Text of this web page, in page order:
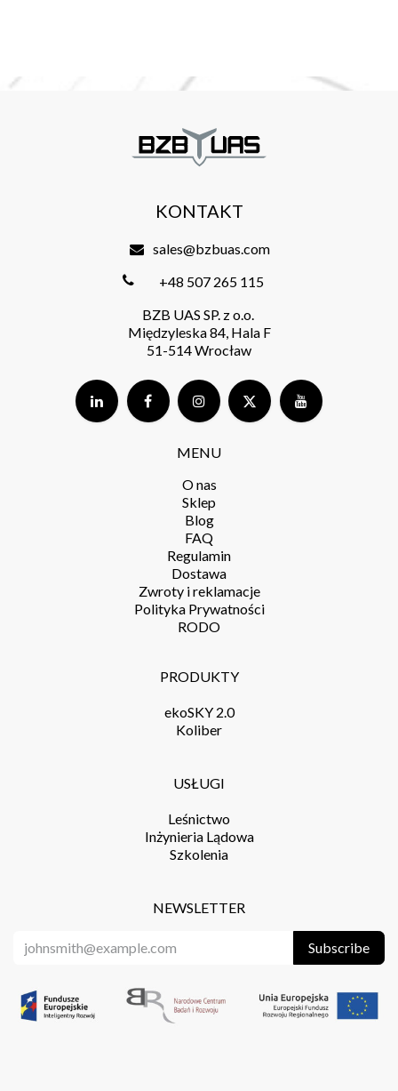
MENU
O nas
Sklep
Blog
FAQ
Regulamin
Dostawa
Zwroty i reklamacje
Polityka Prywatności
RODO
NEWSLETTER
Subscribe
PRODUKTY
ekoSKY 2.0
Koliber
USŁUGI
Leśnictwo
Inżynieria Lądowa
Szkolenia
KONTAKT
sales@bzbuas.com
+48 507 265 115
BZB UAS SP. z o.o.
Międzyleska 84, Hala F
51-514 Wrocław